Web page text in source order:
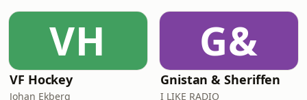
VH
VF Hockey
Johan Ekberg
G&
Gnistan & Sheriffen
I LIKE RADIO